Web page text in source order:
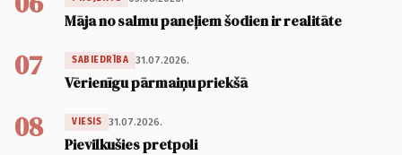
Māja no salmu paneļiem šodien ir realitāte
07 SABIEDRĪBA 31.07.2026.
Vērienīgu pārmaiņu priekšā
08 VIESIS 31.07.2026.
Pievilkušies pretpoli